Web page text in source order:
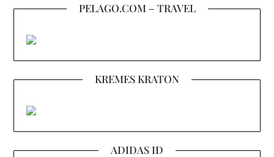
PELAGO.COM – TRAVEL
KREMES KRATON
ADIDAS ID